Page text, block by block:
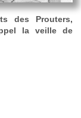
des Prouters,
la veille de